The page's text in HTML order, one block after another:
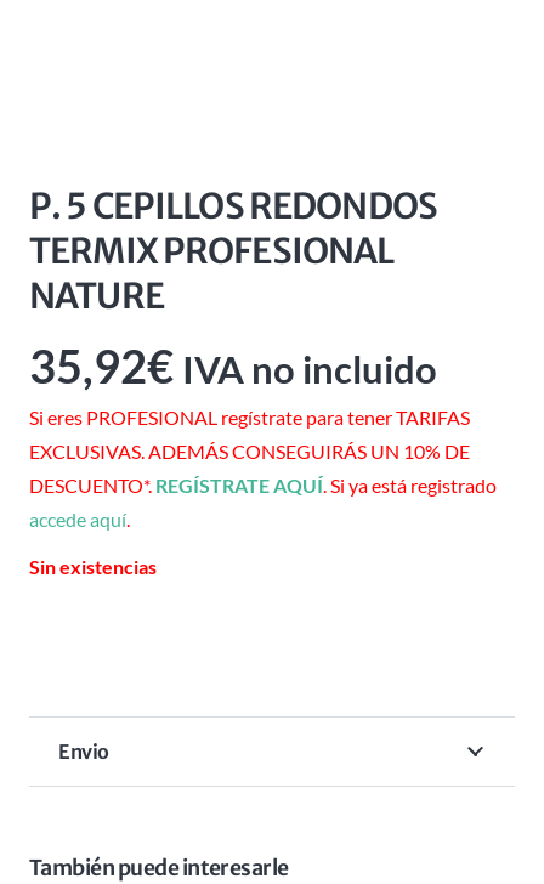
P. 5 CEPILLOS REDONDOS
TERMIX PROFESIONAL
NATURE
35,92€ IVA no incluido
Si eres PROFESIONAL regístrate para tener TARIFAS
EXCLUSIVAS. ADEMÁS CONSEGUIRÁS UN 10% DE
DESCUENTO*. REGÍSTRATE AQUÍ. Si ya está registrado
accede aquí.
Sin existencias
Envio
También puede interesarle